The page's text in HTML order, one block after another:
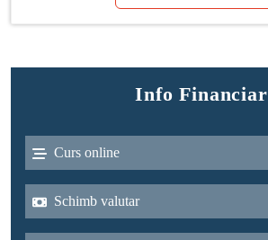
Info Financiar
Curs online
Schimb valutar